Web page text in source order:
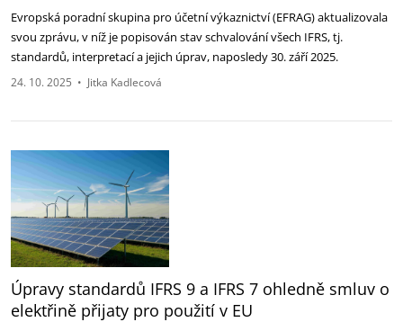
Evropská poradní skupina pro účetní výkaznictví (EFRAG) aktualizovala
svou zprávu, v níž je ‎popisován stav schvalování všech IFRS, tj.
standardů, interpretací a jejich úprav, naposledy 30. září ‎‎2025.‎
24. 10. 2025 • Jitka Kadlecová
Úpravy standardů IFRS 9 a IFRS 7 ohledně smluv o
elektřině přijaty pro ‎použití v EU